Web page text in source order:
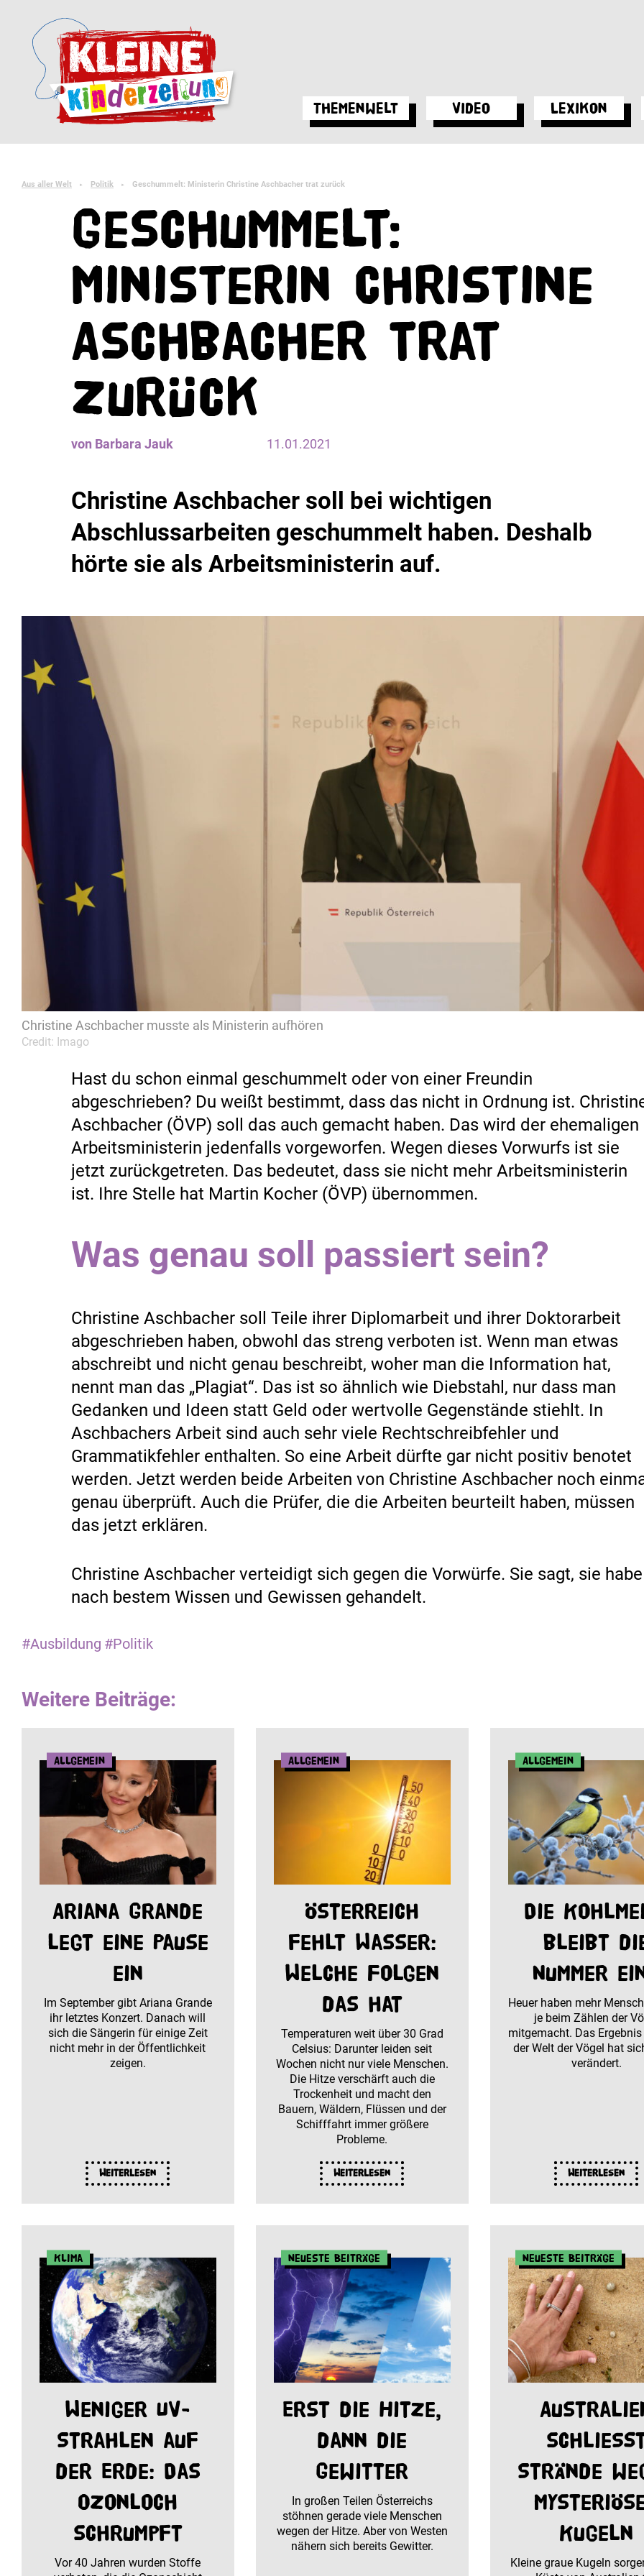
Themenwelt Video Lexikon
Aus aller Welt ► Politik ► Geschummelt: Ministerin Christine Aschbacher trat zurück
Geschummelt:
Ministerin Christine
Aschbacher trat
zurück
von Barbara Jauk 11.01.2021
Christine Aschbacher soll bei wichtigen
Abschlussarbeiten geschummelt haben. Deshalb
hörte sie als Arbeitsministerin auf.
Christine Aschbacher musste als Ministerin aufhören
Credit: Imago
Hast du schon einmal geschummelt oder von einer Freundin
abgeschrieben? Du weißt bestimmt, dass das nicht in Ordnung ist.
Aschbacher (ÖVP) soll das auch gemacht haben. Das wird der ehemaligen
Arbeitsministerin jedenfalls vorgeworfen. Wegen dieses Vorwurfs ist sie
jetzt zurückgetreten. Das bedeutet, dass sie nicht mehr Arbeitsministerin
ist. Ihre Stelle hat Martin Kocher (ÖVP) übernommen.
Was genau soll passiert sein?
Christine Aschbacher soll Teile ihrer Diplomarbeit und ihrer Doktorarbeit
abgeschrieben haben, obwohl das streng verboten ist. Wenn man etwas
abschreibt und nicht genau beschreibt, woher man die Information hat,
nennt man das „Plagiat“. Das ist so ähnlich wie Diebstahl, nur dass man
Gedanken und Ideen statt Geld oder wertvolle Gegenstände stiehlt. In
Aschbachers Arbeit sind auch sehr viele Rechtschreibfehler und
Grammatikfehler enthalten. So eine Arbeit dürfte gar nicht positiv benotet
werden. Jetzt werden beide Arbeiten von Christine Aschbacher noch
genau überprüft. Auch die Prüfer, die die Arbeiten beurteilt haben, müssen
das jetzt erklären.
Christine Aschbacher verteidigt sich gegen die Vorwürfe. Sie sagt, sie habe
nach bestem Wissen und Gewissen gehandelt.
#Ausbildung #Politik
Weitere Beiträge:
Allgemein
Ariana Grande
legt eine Pause
ein
Im September gibt Ariana Grande
ihr letztes Konzert. Danach will
sich die Sängerin für einige Zeit
nicht mehr in der Öffentlichkeit
zeigen.
Weiterlesen
Allgemein
Österreich
fehlt Wasser:
Welche Folgen
das hat
Temperaturen weit über 30 Grad
Celsius: Darunter leiden seit
Wochen nicht nur viele Menschen.
Die Hitze verschärft auch die
Trockenheit und macht den
Bauern, Wäldern, Flüssen und der
Schifffahrt immer größere
Probleme.
Weiterlesen
Allgemein
Die
bleibt
Nummer
Heuer haben mehr
je beim Zählen der
mitgemacht. Das
der Welt der Vögel hat
verändert.
Weiterlesen
Klima
Weniger UV-
Strahlen auf
der Erde: Das
Ozonloch
schrumpft
Vor 40 Jahren wurden Stoffe
Neueste Beiträge
Erst die Hitze,
dann die
Gewitter
In großen Teilen Österreichs
stöhnen gerade viele Menschen
wegen der Hitze. Aber von Westen
nähern sich bereits Gewitter.
Neueste Beiträge
Strände
Kugeln
Kleine graue Kugeln